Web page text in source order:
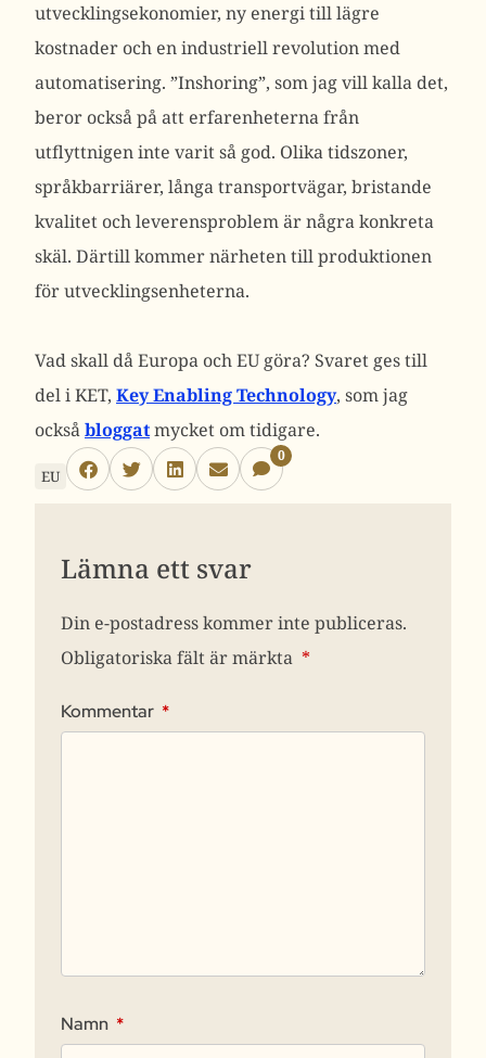
utvecklingsekonomier, ny energi till lägre
kostnader och en industriell revolution med
automatisering. ”Inshoring”, som jag vill kalla det,
beror också på att erfarenheterna från
utflyttnigen inte varit så god. Olika tidszoner,
språkbarriärer, långa transportvägar, bristande
kvalitet och leverensproblem är några konkreta
skäl. Därtill kommer närheten till produktionen
för utvecklingsenheterna.
Vad skall då Europa och EU göra? Svaret ges till
del i KET, Key Enabling Technology, som jag
ocksåbloggatmycket om tidigare.
EU
0
Lämna ett svar
Din e-postadress kommer inte publiceras.
Obligatoriska fält är märkta *
Kommentar *
Namn *